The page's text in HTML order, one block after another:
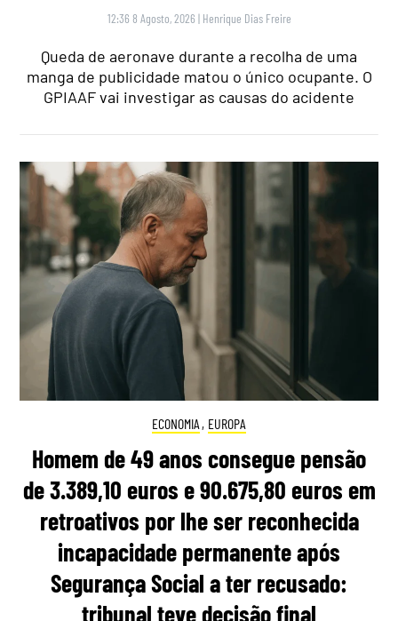
12:36 8 Agosto, 2026 | Henrique Dias Freire
Queda de aeronave durante a recolha de uma
manga de publicidade matou o único ocupante. O
GPIAAF vai investigar as causas do acidente
ECONOMIA , EUROPA
Homem de 49 anos consegue pensão
de 3.389,10 euros e 90.675,80 euros em
retroativos por lhe ser reconhecida
incapacidade permanente após
Segurança Social a ter recusado:
tribunal teve decisão final